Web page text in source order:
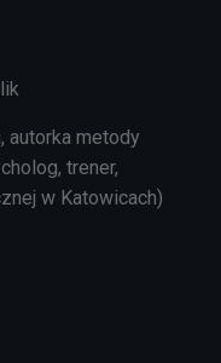
autorka metody
trener,
w Katowicach)